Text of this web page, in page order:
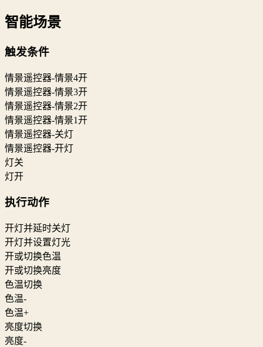
智能场景
触发条件
情景遥控器-情景4开
情景遥控器-情景3开
情景遥控器-情景2开
情景遥控器-情景1开
情景遥控器-关灯
情景遥控器-开灯
灯关
灯开
执行动作
开灯并延时关灯
开灯并设置灯光
开或切换色温
开或切换亮度
色温切换
色温-
色温+
亮度切换
亮度-